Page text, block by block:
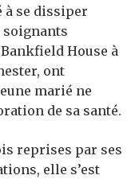
à se dissiper
soignants
House à
ont
marié ne
de sa santé.
reprises par ses
elle s’est